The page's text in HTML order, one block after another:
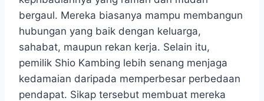
bergaul. Mereka biasanya mampu membangun
hubungan yang baik dengan keluarga,
sahabat, maupun rekan kerja. Selain itu,
pemilik Shio Kambing lebih senang menjaga
kedamaian daripada memperbesar perbedaan
pendapat. Sikap tersebut membuat mereka